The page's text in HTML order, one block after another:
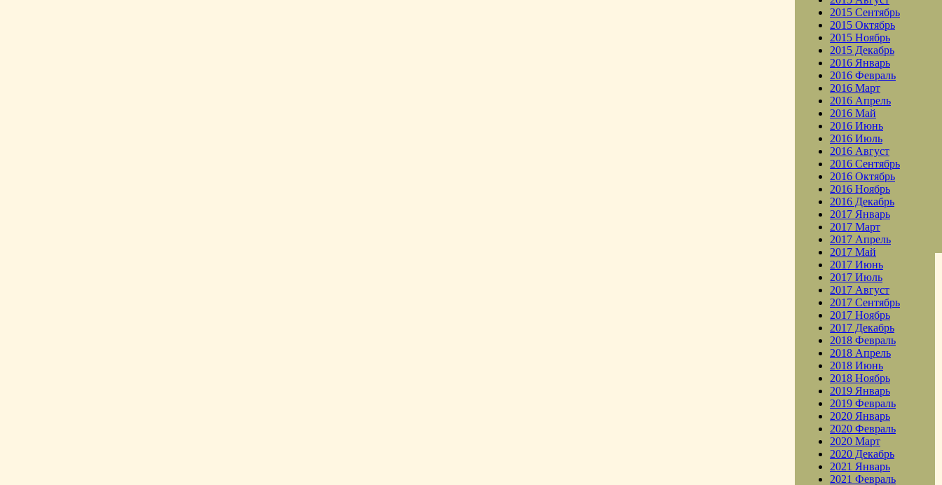
2015 Сентябрь
2015 Октябрь
2015 Ноябрь
2015 Декабрь
2016 Январь
2016 Февраль
2016 Март
2016 Апрель
2016 Май
2016 Июнь
2016 Июль
2016 Август
2016 Сентябрь
2016 Октябрь
2016 Ноябрь
2016 Декабрь
2017 Январь
2017 Март
2017 Апрель
2017 Май
2017 Июнь
2017 Июль
2017 Август
2017 Сентябрь
2017 Ноябрь
2017 Декабрь
2018 Февраль
2018 Апрель
2018 Июнь
2018 Ноябрь
2019 Январь
2019 Февраль
2020 Январь
2020 Февраль
2020 Март
2020 Декабрь
2021 Январь
2021 Февраль